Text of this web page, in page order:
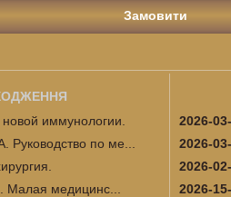
иммунологии.
по ме...
Малая медицинс...
2026-
2026-
2026-
2026-